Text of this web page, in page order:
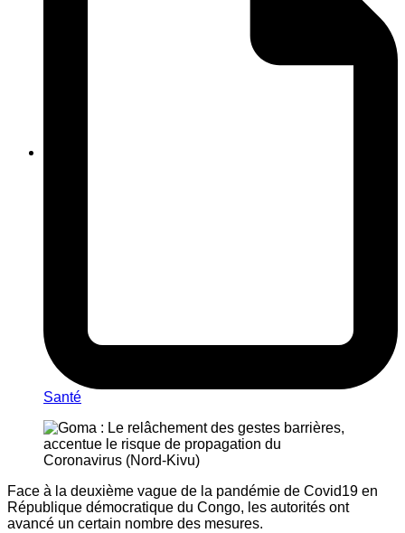
Santé
Face à la deuxième vague de la pandémie de Covid19 en
République démocratique du Congo, les autorités ont
avancé un certain nombre des mesures.